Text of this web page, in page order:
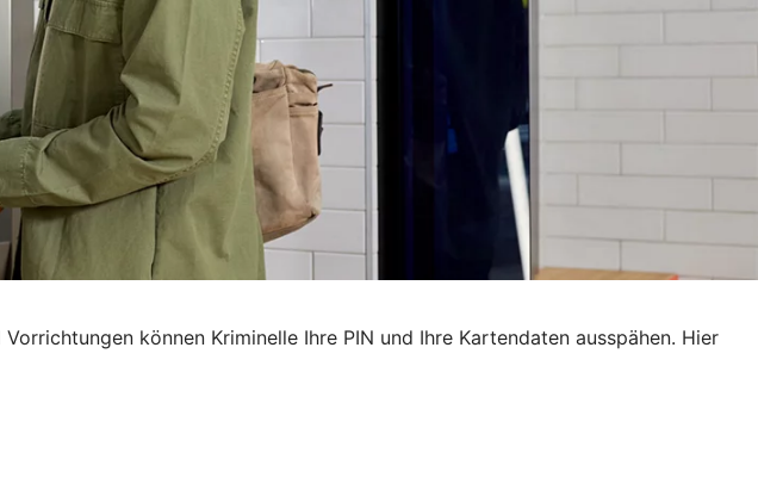
können Kriminelle Ihre PIN und Ihre Kartendaten ausspähen. Hier